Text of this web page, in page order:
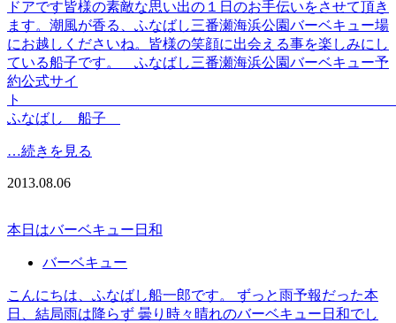
ドアです皆様の素敵な思い出の１日のお手伝いをさせて頂き
ます。潮風が香る、ふなばし三番瀬海浜公園バーベキュー場
にお越しくださいね。皆様の笑顔に出会える事を楽しみにし
ている船子です。 ふなばし三番瀬海浜公園バーベキュー予
約公式サイ
ふなばし 船子
…続きを見る
2013.08.06
本日はバーベキュー日和
バーベキュー
こんにちは、ふなばし船一郎です。 ずっと雨予報だった本
日、結局雨は降らず 曇り時々晴れのバーベキュー日和でし